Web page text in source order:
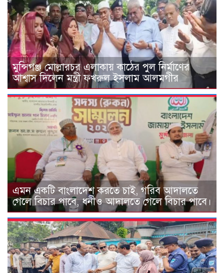
মুন্সিগঞ্জ মোল্লারচর এলাকায় কাঠের পুল নির্মাণের
আশ্বাস দিলেন মন্ত্রী ফখরুল ইসলাম আলমগীর
এমন একটি বাংলাদেশ করতে চাই, গরিব আদালতে
গেলে বিচার পাবে, ধনীও আদালতে গেলে বিচার পাবে।